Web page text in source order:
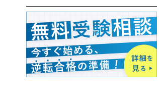
英語 数学
現代文 古文
漢文 世界史
情報Ⅰ 小論文